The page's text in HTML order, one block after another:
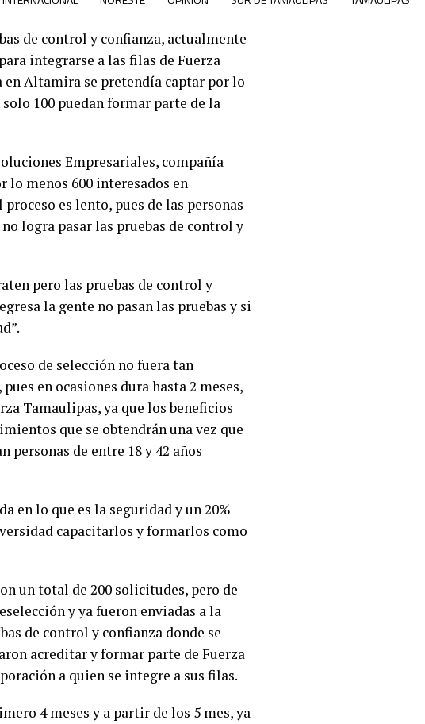
de control y confianza, actualmente
integrarse a las filas de Fuerza
en Altamira se pretendía captar por lo
100 puedan formar parte de la
Empresariales, compañía
lo menos 600 interesados en
es lento, pues de las personas
logra pasar las pruebas de control y
pero las pruebas de control y
la gente no pasan las pruebas y si
de selección no fuera tan
en ocasiones dura hasta 2 meses,
Tamaulipas, ya que los beneficios
que se obtendrán una vez que
personas de entre 18 y 42 años
en lo que es la seguridad y un 20%
capacitarlos y formarlos como
un total de 200 solicitudes, pero de
y ya fueron enviadas a la
de control y confianza donde se
acreditar y formar parte de Fuerza
a quien se integre a sus filas.
4 meses y a partir de los 5 mes, ya